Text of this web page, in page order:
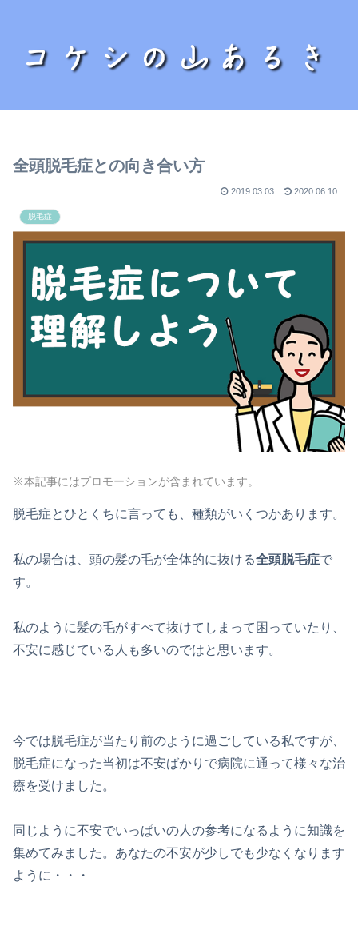
全頭脱毛症との向き合い方
2019.03.03 2020.06.10
脱毛症
※本記事にはプロモーションが含まれています。
脱毛症とひとくちに言っても、種類がいくつかあります。
私の場合は、頭の髪の毛が全体的に抜ける全頭脱毛症で
す。
私のように髪の毛がすべて抜けてしまって困っていたり、
不安に感じている人も多いのではと思います。
今では脱毛症が当たり前のように過ごしている私ですが、
脱毛症になった当初は不安ばかりで病院に通って様々な治
療を受けました。
同じように不安でいっぱいの人の参考になるように知識を
集めてみました。あなたの不安が少しでも少なくなります
ように・・・